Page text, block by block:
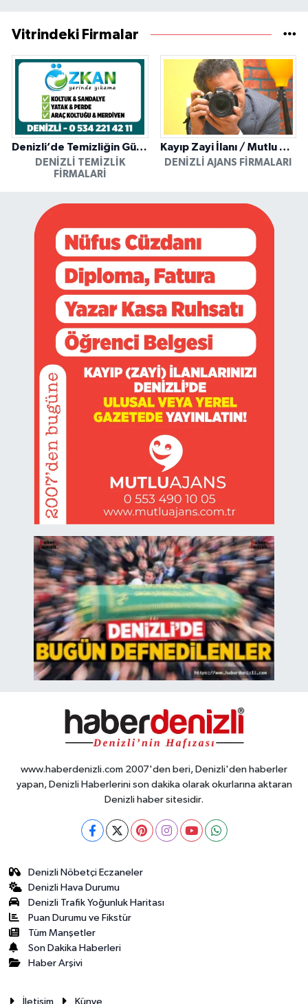
Vitrindeki Firmalar
Denizli’de Temizliğin Güvenilir Adresi: Özkan Yerinde Yıkama
DENIZLI TEMIZLIK
FIRMALARI
Kayıp Zayi İlanı / Mutlu Ajans / Denizli
DENIZLI AJANS FIRMALARI
www.haberdenizli.com 2007'den beri, Denizli'den haberler
yapan, Denizli Haberlerini son dakika olarak okurlarına aktaran
Denizli haber sitesidir.
Denizli Nöbetçi Eczaneler
Denizli Hava Durumu
Denizli Trafik Yoğunluk Haritası
Puan Durumu ve Fikstür
Tüm Manşetler
Son Dakika Haberleri
Haber Arşivi
İletisim Künye